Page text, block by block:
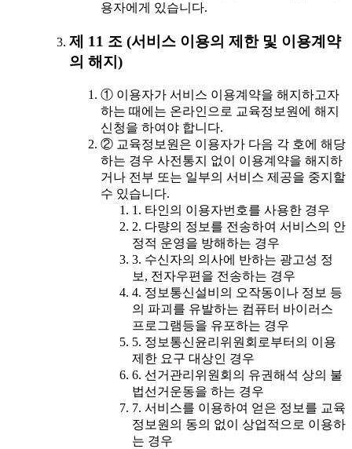
용자에게 있습니다.
제 11 조 (서비스 이용의 제한 및 이용계약
의 해지)
① 이용자가 서비스 이용계약을 해지하고자
하는 때에는 온라인으로 교육정보원에 해지
신청을 하여야 합니다.
② 교육정보원은 이용자가 다음 각 호에 해당
하는 경우 사전통지 없이 이용계약을 해지하
거나 전부 또는 일부의 서비스 제공을 중지할
수 있습니다.
1. 타인의 이용자번호를 사용한 경우
2. 다량의 정보를 전송하여 서비스의 안
정적 운영을 방해하는 경우
3. 수신자의 의사에 반하는 광고성 정
보, 전자우편을 전송하는 경우
4. 정보통신설비의 오작동이나 정보 등
의 파괴를 유발하는 컴퓨터 바이러스
프로그램등을 유포하는 경우
5. 정보통신윤리위원회로부터의 이용
제한 요구 대상인 경우
6. 선거관리위원회의 유권해석 상의 불
법선거운동을 하는 경우
7. 서비스를 이용하여 얻은 정보를 교육
정보원의 동의 없이 상업적으로 이용하
는 경우